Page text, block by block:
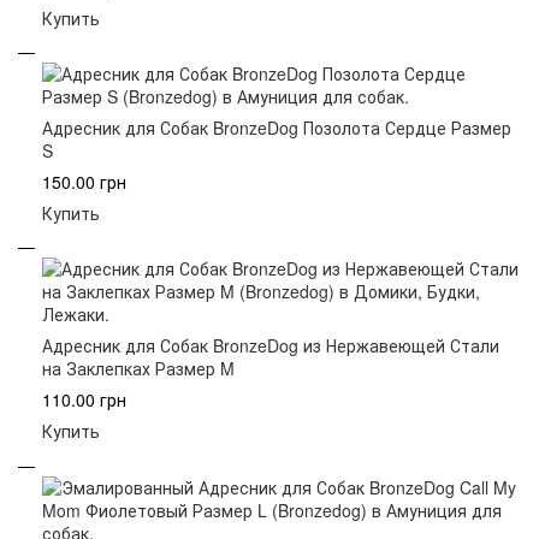
Купить
Адресник для Собак BronzeDog Позолота Сердце Размер
S
150.00 грн
Купить
Адресник для Собак BronzeDog из Нержавеющей Стали
на Заклепках Размер M
110.00 грн
Купить